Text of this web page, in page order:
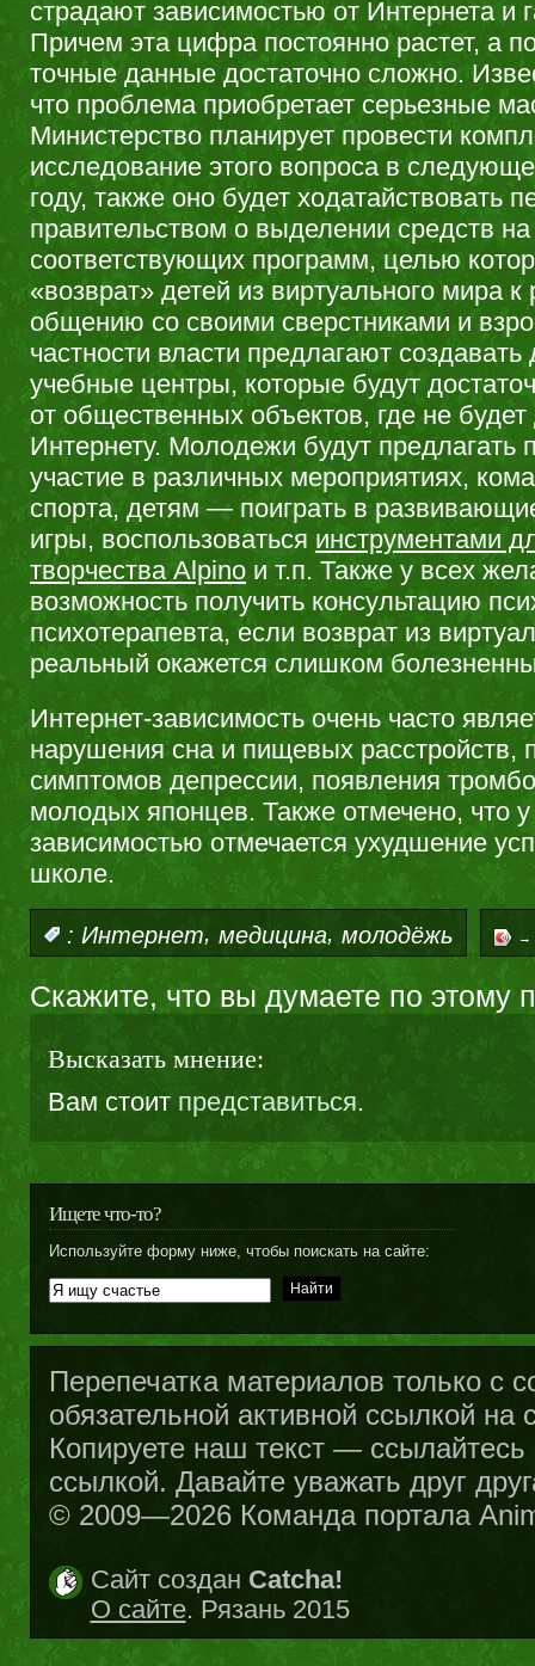
страдают зависимостью от Интернета и
Причем эта цифра постоянно растет, а
точные данные достаточно сложно.
что проблема приобретает серьезные
Министерство планирует провести
исследование этого вопроса в
году, также оно будет ходатайствовать
правительством о выделении средств на
соответствующих программ, целью
«возврат» детей из виртуального мира
общению со своими сверстниками и
частности власти предлагают создавать
учебные центры, которые будут
от общественных объектов, где не будет
Интернету. Молодежи будут предлагать
участие в различных мероприятиях,
спорта, детям — поиграть в
игры, воспользоваться инструментами
творчества Alpino и т.п. Также у всех
возможность получить консультацию
психотерапевта, если возврат из
реальный окажется слишком
Интернет-зависимость очень часто
нарушения сна и пищевых расстройств,
симптомов депрессии, появления
молодых японцев. Также отмечено, что
зависимостью отмечается ухудшение
школе.
: Интернет, медицина, молодёжь →
Скажите, что вы думаете по этому
Высказать мнение:
Вам стоит представиться.
Ищете что-то?
Используйте форму ниже, чтобы поискать на сайте:
Перепечатка материалов только с
обязательной активной ссылкой на
Копируете наш текст —
ссылкой. Давайте уважать друг
© 2009—2026 Команда портала
Сайт создан Catcha!
О сайте. Рязань 2015